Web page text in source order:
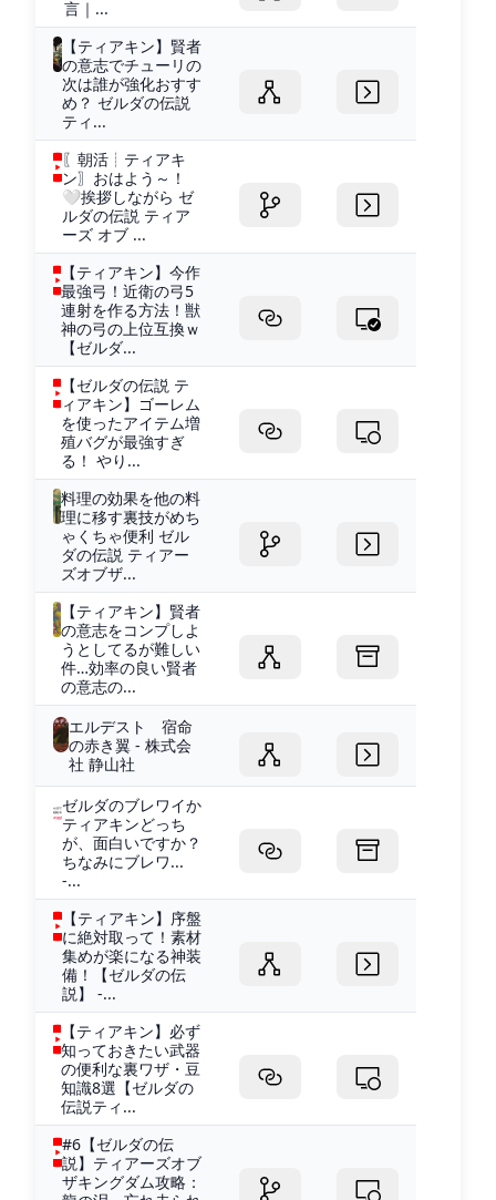
言｜...
【ティアキン】賢者
の意志でチューリの
次は誰が強化おすす
め？ ゼルダの伝説
ティ...
〖朝活┊ティアキ
ン〗おはよう～！
🤍挨拶しながら ゼ
ルダの伝説 ティア
ーズ オブ ...
【ティアキン】今作
最強弓！近衛の弓5
連射を作る方法！獣
神の弓の上位互換ｗ
【ゼルダ...
【ゼルダの伝説 テ
ィアキン】ゴーレム
を使ったアイテム増
殖バグが最強すぎ
る！ やり...
料理の効果を他の料
理に移す裏技がめち
ゃくちゃ便利 ゼル
ダの伝説 ティアー
ズオブザ...
【ティアキン】賢者
の意志をコンプしよ
うとしてるが難しい
件…効率の良い賢者
の意志の...
エルデスト 宿命
の赤き翼 - 株式会
社 静山社
ゼルダのブレワイか
ティアキンどっち
が、面白いですか？
ちなみにブレワ...
-...
【ティアキン】序盤
に絶対取って！素材
集めが楽になる神装
備！【ゼルダの伝
説】 -...
【ティアキン】必ず
知っておきたい武器
の便利な裏ワザ・豆
知識8選【ゼルダの
伝説ティ...
#6【ゼルダの伝
説】ティアーズオブ
ザキングダム攻略：